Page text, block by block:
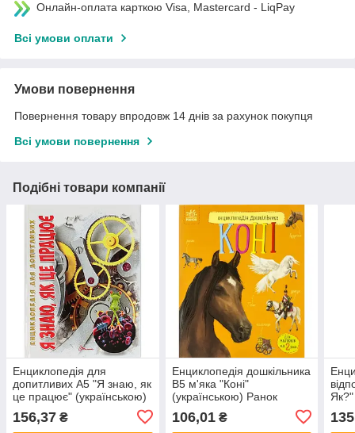
Онлайн-оплата карткою Visa, Mastercard - LiqPay
Всі умови оплати
Умови повернення
Повернення товару впродовж 14 днів за рахунок покупця
Всі умови повернення
Подібні товари компанії
Енциклопедія для
допитливих А5 "Я знаю, як
це працює" (українською)
156,37 ₴
Енциклопедія дошкільника
B5 м'яка "Коні"
(українською) Ранок
106,01₴